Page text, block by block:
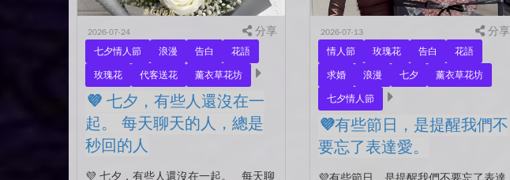
2026-07-24 分享
七夕情人節 浪漫 告白
花語
玫瑰花
代客送花 薰衣草花坊
💜 七夕，有些人還沒在一
起。 每天聊天的人，總是
秒回的人
💜 七夕，有些人還沒在一起。 每天聊
2026-07-13 分享
情人節 玫瑰花 告白
花語
求婚
浪漫 七夕
薰衣草花坊
七夕情人節
💜有些節日，是提醒我們不
要忘了表達愛。